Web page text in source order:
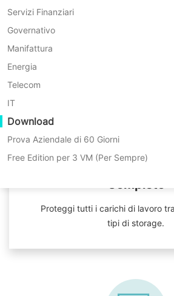
Servizi Finanziari
Governativo
Manifattura
Energia
Telecom
IT
Download
Prova Aziendale di 60 Giorni
Free Edition per 3 VM (Per Sempre)
Vinchin Backup & Recovery
Completo
Proteggi tutti i carichi di lavoro
tipi di storage.